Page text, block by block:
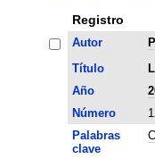
Registro
Autor
Título
Año
Número
Palabras
clave